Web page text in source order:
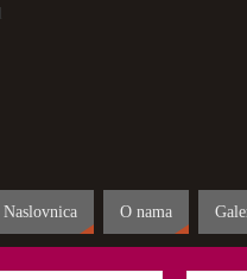
Naslovnica O nama